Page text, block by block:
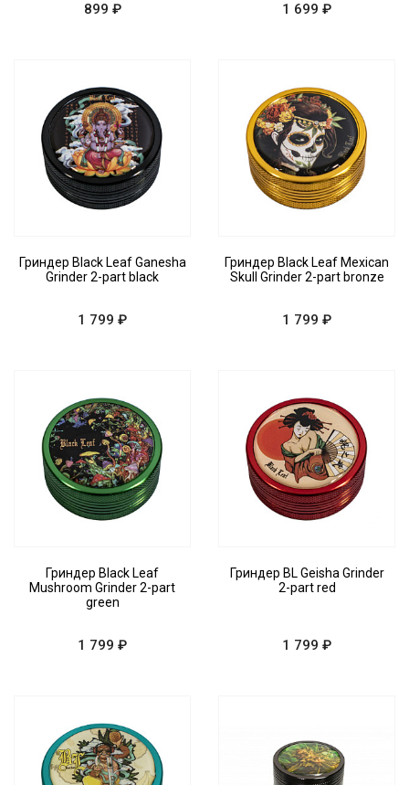
899 ₽ 1 699 ₽
Гриндер Black Leaf Ganesha
Grinder 2-part black
1 799 ₽
Гриндер Black Leaf Mexican
Skull Grinder 2-part bronze
1 799 ₽
Гриндер Black Leaf
Mushroom Grinder 2-part
green
1 799 ₽
Гриндер BL Geisha Grinder
2-part red
1 799 ₽